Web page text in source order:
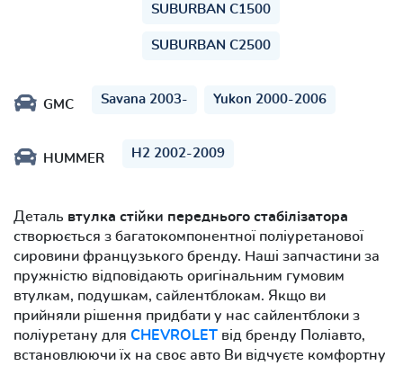
SUBURBAN C1500
SUBURBAN C2500
GMC Savana 2003- Yukon 2000-2006
HUMMER H2 2002-2009
Деталь втулка стійки переднього стабілізатора
створюється з багатокомпонентної поліуретанової
сировини французького бренду. Наші запчастини за
пружністю відповідають оригінальним гумовим
втулкам, подушкам, сайлентблокам. Якщо ви
прийняли рішення придбати у нас сайлентблоки з
поліуретану для CHEVROLET від бренду Поліавто,
встановлюючи їх на своє авто Ви відчуєте комфортну